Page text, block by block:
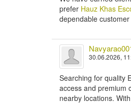
prefer Hauz Khas
dependable
30.06.2026,
Searching for quality
access and premium
nearby locations.